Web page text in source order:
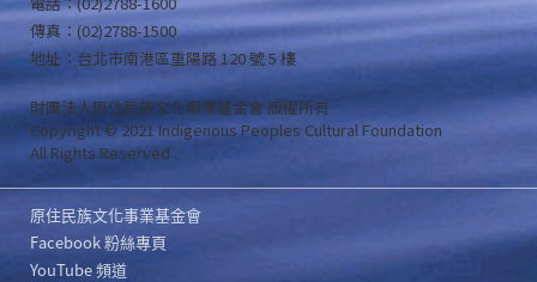
傳真：(02)2788-1500
地址：台北市南港區重陽路 120 號 5 樓
財團法人原住民族文化事業基金會 版權所有
Copyright © 2021 Indigenous Peoples Cultural Foundation
All Rights Reserved .
原住民族文化事業基金會
Facebook 粉絲專頁
YouTube 頻道